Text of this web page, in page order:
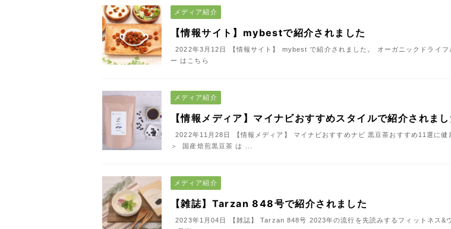
メディア紹介
【情報サイト】mybestで紹介されました
2022年3月12日 【情報サイト】 mybest で紹介されました。 オーガニックドライ
ー はこちら
メディア紹介
【情報メディア】マイナビおすすめスタイルで紹介されまし
2022年11月28日 【情報メディア】 マイナビおすすめナビ 黒豆茶おすすめ11選に
＞ 国産焙煎黒豆茶 は ...
メディア紹介
【雑誌】Tarzan 848号で紹介されました
2023年1月04日 【雑誌】 Tarzan 848号 2023年の流行を先読みするフィットネス&